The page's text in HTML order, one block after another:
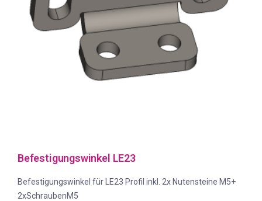
Befestigungswinkel LE23
Befestigungswinkel für LE23 Profil inkl. 2x Nutensteine M5+
2xSchraubenM5